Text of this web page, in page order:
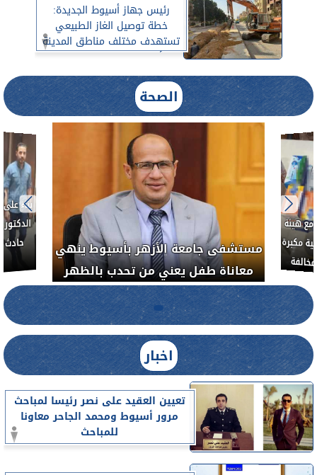
رئيس جهاز أسيوط الجديدة:
خطة توصيل الغاز الطبيعي
تستهدف مختلف مناطق المدينة
والأعمال تسير بوتيرة متسارعة
الصحة
بناءً
حادث
مستشفى جامعة الأزهر بأسيوط ينهي
معاناة طفل يعني من تحدب بالظهر
هيئة
مكبرة
اخبار
تعيين العقيد على نصر رئيسا لمباحث
مرور أسيوط ومحمد الجاحر معاونا
للمباحث